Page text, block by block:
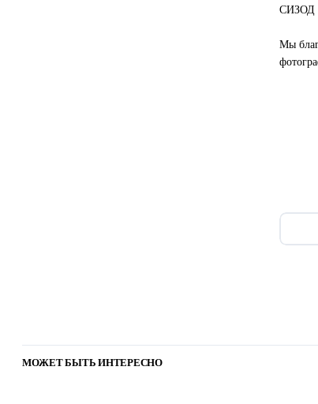
СИЗОД
Мы
МОЖЕТ БЫТЬ ИНТЕРЕСНО